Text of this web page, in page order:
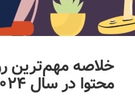
خلاصه مهم‌ترین
محتوا در سال ۲۰۲۴